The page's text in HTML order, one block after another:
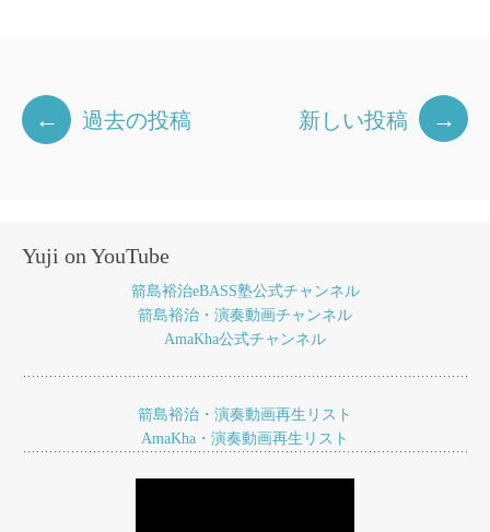
投
稿
ゲ
ン
← 過去の投稿 新しい投稿 →
Yuji on YouTube
箭島裕治eBASS塾公式チャンネル
箭島裕治・演奏動画チャンネル
AmaKha公式チャンネル
箭島裕治・演奏動画再生リスト
AmaKha・演奏動画再生リスト